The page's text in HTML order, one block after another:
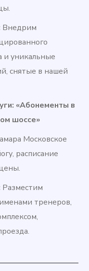
Внедрим
и уникальные
снятые в нашей
«Абонементы в
шоссе»
Московское
расписание
Разместим
тренеров,